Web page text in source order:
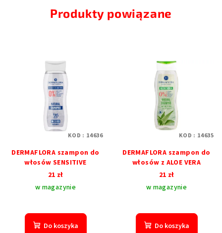
Produkty powiązane
DERMAFLORA szampon do
włosów SENSITIVE
21 zł
w magazynie
Do koszyka
KOD : 14636
DERMAFLORA szampon do
włosów z ALOE VERA
21 zł
w magazynie
Do koszyka
KOD : 14635